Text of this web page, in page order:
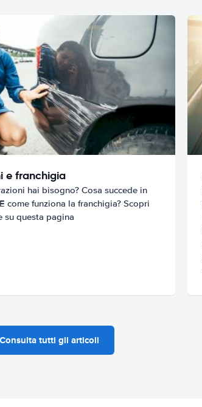
e franchigia
hai bisogno? Cosa succede in
come funziona la franchigia? Scopri
su questa pagina
Consulta tutti gli articoli